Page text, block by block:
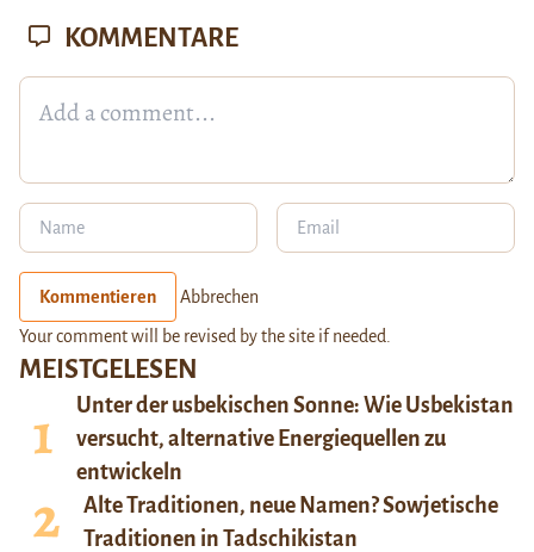
MEISTGELESEN
Unter der usbekischen Sonne: Wie Usbekistan
versucht, alternative Energiequellen zu
entwickeln
Alte Traditionen, neue Namen? Sowjetische
Traditionen in Tadschikistan
KOMMENTARE
Kommentieren Abbrechen
Your comment will be revised by the site if needed.